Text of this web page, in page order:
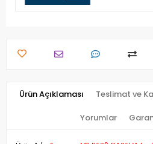
Ürün Açıklaması Teslimat ve
Yorumlar